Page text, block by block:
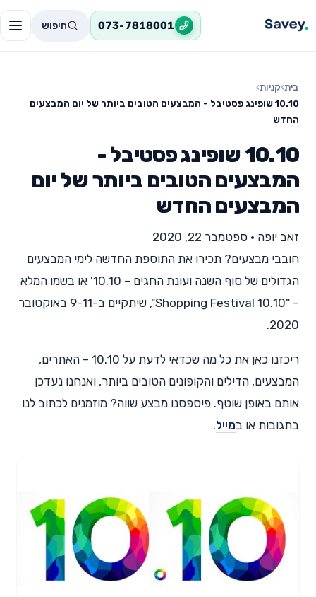
073-7818001 חיפוש
בית›קניות›
10.10 שופינג פסטיבל - המבצעים הטובים ביותר של יום המבצעים
החדש
10.10 שופינג פסטיבל -
המבצעים הטובים ביותר של יום
המבצעים החדש
זאב יופה • ספטמבר 22, 2020
חובבי מבצעים? תכירו את התוספת החדשה לימי המבצעים
הגדולים של סוף השנה ועונת החגים – 10.10' או בשמו המלא
– "10.10 Shopping Festival", שיתקיים ב-9-11 באוקטובר
2020.
ריכזנו כאן את כל מה שכדאי לדעת על 10.10 – האתרים,
המבצעים, הדילים והקופונים הטובים ביותר, ואנחנו נעדכן
אותם באופן שוטף. פיספסנו מבצע שווה? מוזמנים לכתוב לנו
בתגובות או במייל.